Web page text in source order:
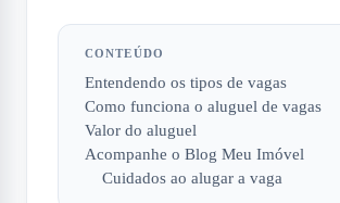
CONTEÚDO
Entendendo os tipos de vagas
Como funciona o aluguel de vagas
Valor do aluguel
Acompanhe o Blog Meu Imóvel
Cuidados ao alugar a vaga